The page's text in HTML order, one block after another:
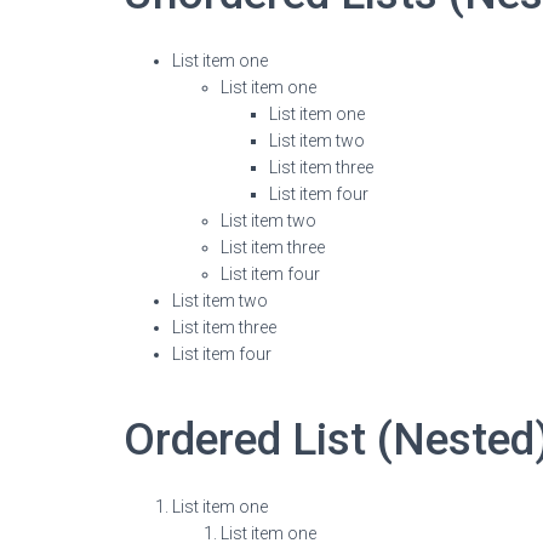
List item one
List item one
List item one
List item two
List item three
List item four
List item two
List item three
List item four
List item two
List item three
List item four
Ordered List
List item one
List item one